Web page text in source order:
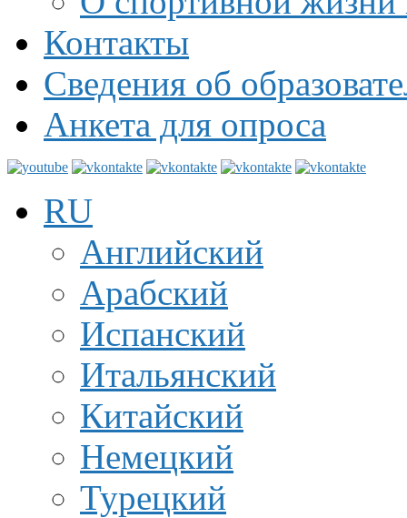
Контакты
Сведения об
Анкета для опроса
RU
Английский
Арабский
Испанский
Итальянский
Китайский
Немецкий
Турецкий